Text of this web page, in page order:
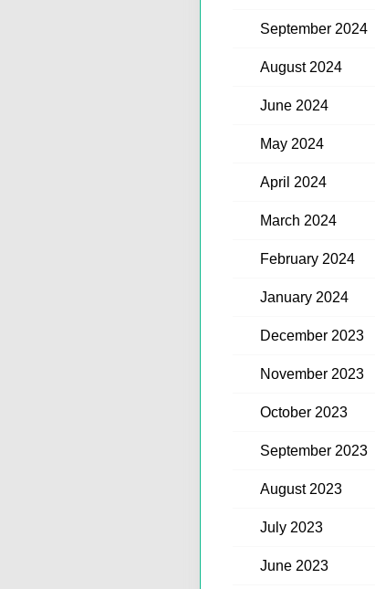
September 2024
August 2024
June 2024
May 2024
April 2024
March 2024
February 2024
January 2024
December 2023
November 2023
October 2023
September 2023
August 2023
July 2023
June 2023